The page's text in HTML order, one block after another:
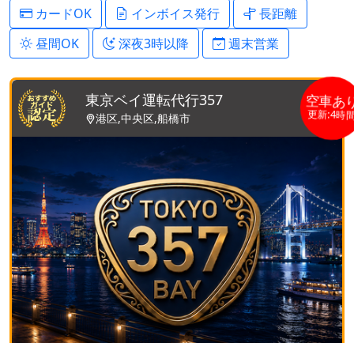
カードOK インボイス発行
長距離
昼間OK
深夜3時以降 週末営業
東京ベイ運転代行357
港区,中央区,船橋市
空車あ
更新:4時